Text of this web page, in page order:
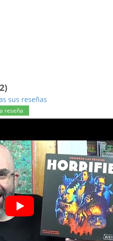
sus reseñas
reseña